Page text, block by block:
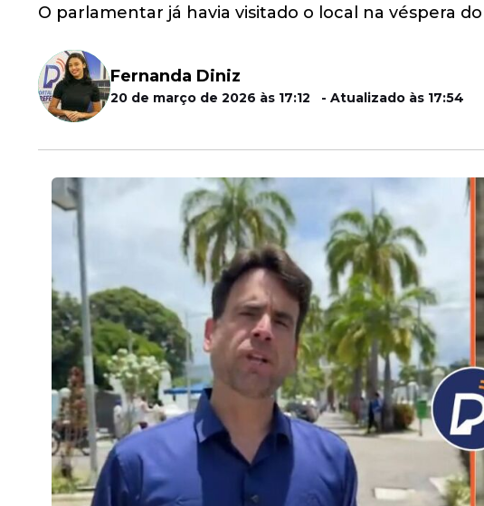
O parlamentar já havia visitado o local na véspera
Fernanda Diniz
20 de março de 2026 às 17:12 - Atualizado às 17:54